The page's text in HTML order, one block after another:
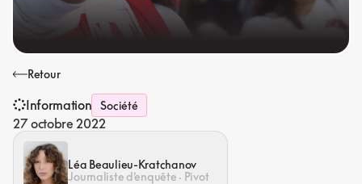
Retour
Information Société
27 octobre 2022
Léa Beaulieu-Kratchanov
Journaliste d’enquête · Pivot